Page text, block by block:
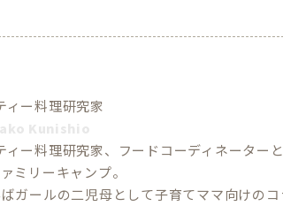
ィー料理研究家
ィー料理研究家、フードコーディネーター
ミリーキャンプ。
ガールの二児母として子育てママ向けのコ